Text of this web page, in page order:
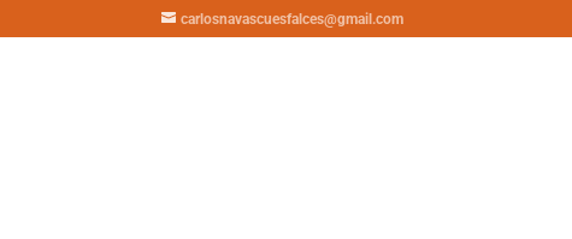
carlosnavascuesfalces@gmail.com